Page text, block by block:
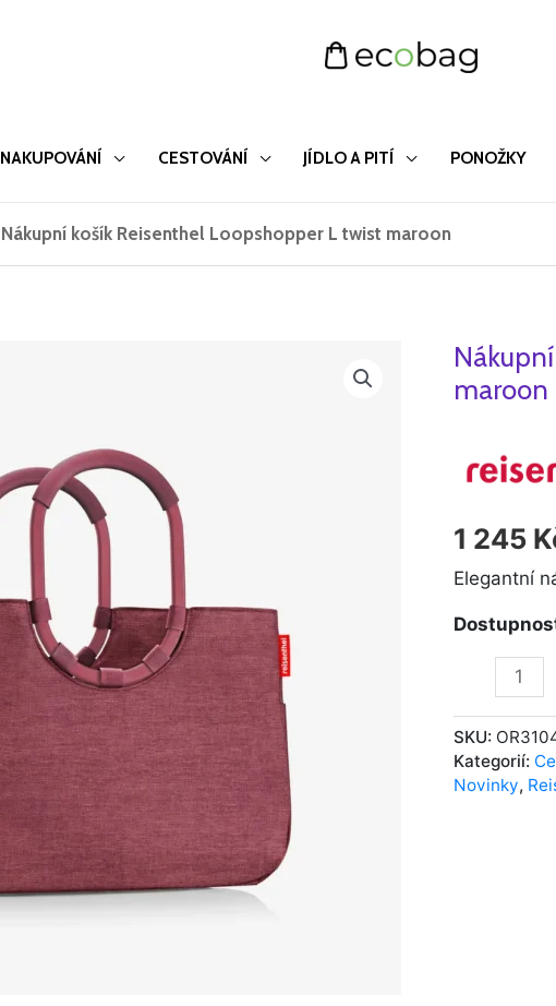
NAKUPOVÁNÍ CESTOVÁNÍ JÍDLO A PITÍ PONOŽKY
Nákupní košík Reisenthel Loopshopper L twist maroon
maroon
1 245
Elegantní
Nákupní
košík
twist
množství
SKU:
Kategorií:
Novinky,